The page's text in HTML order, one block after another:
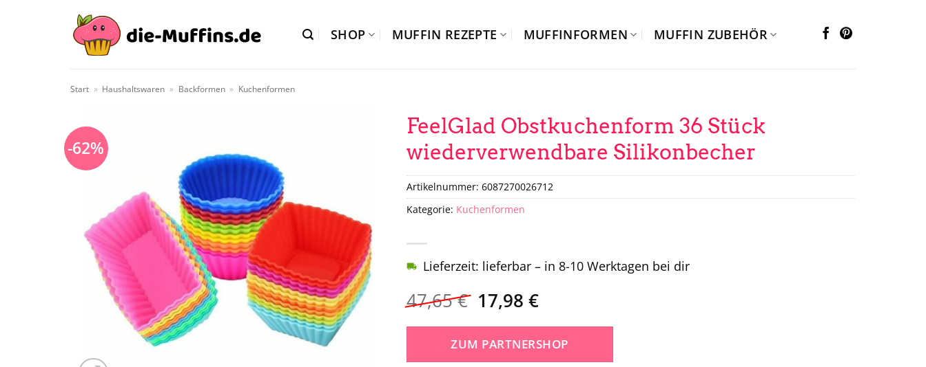
SHOP MUFFIN REZEPTE MUFFINFORMEN MUFFIN ZUBEHÖR
Start » Haushaltswaren » Backformen » Kuchenformen
-62%
FeelGlad Obstkuchenform 36 Stück
wiederverwendbare Silikonbecher
47,65€ Ursprünglicher
Preis
war:
47,65 €
17,98€Aktueller
ist:
17,98 €.
Lieferzeit: lieferbar – in 8-10 Werktagen bei dir
ZUM PARTNERSHOP
Artikelnummer: 6087270026712
Kategorie: Kuchenformen